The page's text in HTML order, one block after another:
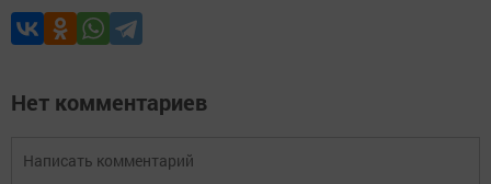
Нет комментариев